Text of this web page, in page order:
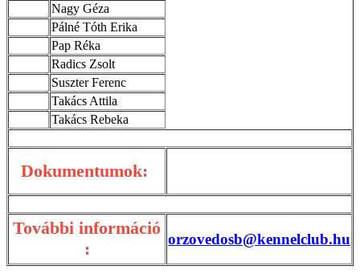
Nagy Géza
Pálné Tóth Erika
Pap Réka
Radics Zsolt
Suszter Ferenc
Takács Attila
Takács Rebeka
Dokumentumok:
További információ
:
orzovedosb@kennelclub.hu